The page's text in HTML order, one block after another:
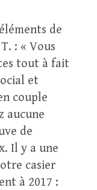
de
: « Vous
tout à fait
et
couple
aucune
de
Il y a une
casier
à 2017 :